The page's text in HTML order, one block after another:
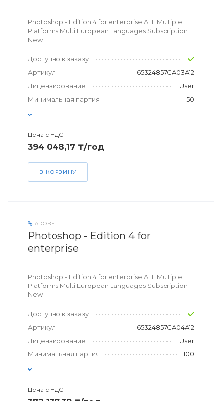
Photoshop - Edition 4 for enterprise ALL Multiple
Platforms Multi European Languages Subscription
New
Доступно к заказу
Артикул
65324857CA03A12
Лицензирование
User
Минимальная партия
50
Цена с НДС
394 048,17 ₸/год
В КОРЗИНУ
ADOBE
Photoshop - Edition 4 for
enterprise
Photoshop - Edition 4 for enterprise ALL Multiple
Platforms Multi European Languages Subscription
New
Доступно к заказу
Артикул
65324857CA04A12
Лицензирование
User
Минимальная партия
100
Цена с НДС